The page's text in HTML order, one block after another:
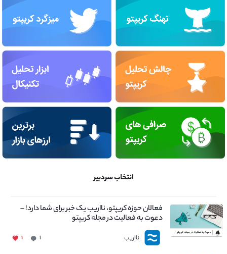
انتخاب سردبیر
فعالان حوزه کریپتو، نااریب یک خبر برای شما دارد! –
دعوت به فعالیت در مجله کریپتو
نااریب ۱ ۱